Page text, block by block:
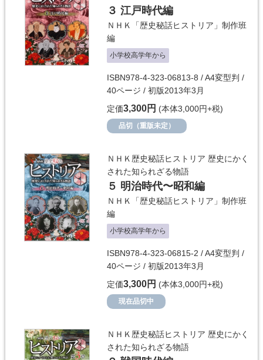
３ 江戸時代編
ＮＨＫ「歴史秘話ヒストリア」制作班
編
小学校高学年から
ISBN978-4-323-06813-8 / A4変型判 /
40ページ / 初版2013年3月
定価3,300円 (本体3,000円+税)
品切（重版未定）
ＮＨＫ歴史秘話ヒストリア 歴史にかく
された知られざる物語
５ 明治時代〜昭和編
ＮＨＫ「歴史秘話ヒストリア」制作班
編
小学校高学年から
ISBN978-4-323-06815-2 / A4変型判 /
40ページ / 初版2013年3月
定価3,300円 (本体3,000円+税)
現在品切中
ＮＨＫ歴史秘話ヒストリア 歴史にかく
された知られざる物語